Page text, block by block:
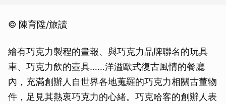
© 陳育陞/旅讀
繪有巧克力製程的畫報、與巧克力品牌聯名的玩具
車、巧克力飲的壺具……洋溢歐式復古風情的餐廳
內，充滿創辦人自世界各地蒐羅的巧克力相關古董物
件，足見其熱衷巧克力的心緒。巧克哈客的創辦人表